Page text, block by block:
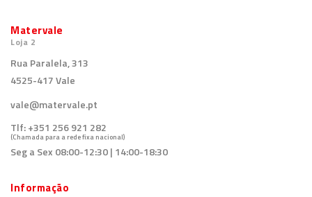
Matervale
Loja 2
Rua Paralela, 313
4525-417 Vale
vale@matervale.pt
Tlf:+351 256 921 282
(Chamada para a rede fixa nacional)
Seg a Sex 08:00-12:30 | 14:00-18:30
Informação